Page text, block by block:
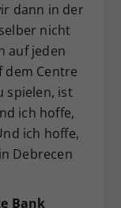
dann in der
nicht
auf jeden
dem Centre
spielen, ist
ich hoffe,
ich hoffe,
Debrecen
Bank